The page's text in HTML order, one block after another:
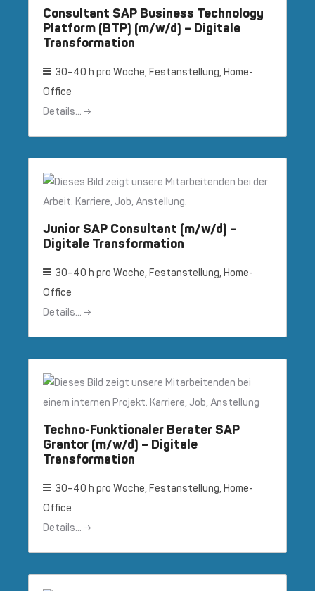
Consultant SAP Business Technology
Platform (BTP) (m/w/d) – Digitale
Transformation
30–40 h pro Woche Festanstellung Home-
Office
Details...
Junior SAP Consultant (m/w/d) –
Digitale Transformation
30–40 h pro Woche Festanstellung Home-
Office
Details...
Techno-Funktionaler Berater SAP
Grantor (m/w/d) – Digitale
Transformation
30–40 h pro Woche Festanstellung Home-
Office
Details...